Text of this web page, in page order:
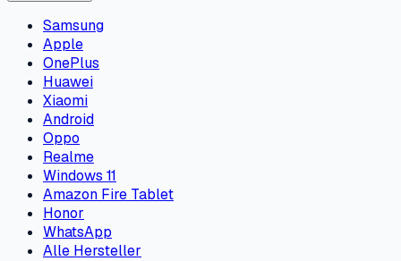
Samsung
Apple
OnePlus
Huawei
Xiaomi
Android
Oppo
Realme
Windows 11
Amazon Fire Tablet
Honor
WhatsApp
Alle Hersteller